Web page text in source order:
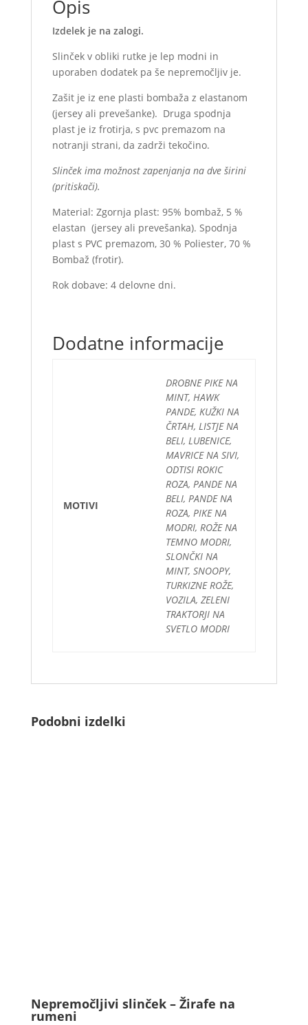
Opis
Izdelek je na zalogi.
Slinček v obliki rutke je lep modni in
uporaben dodatek pa še nepremočljiv je.
Zašit je iz ene plasti bombaža z elastanom
(jersey ali prevešanke). Druga spodnja
plast je iz frotirja, s pvc premazom na
notranji strani, da zadrži tekočino.
Slinček ima možnost zapenjanja na dve širini
(pritiskači).
Material: Zgornja plast: 95% bombaž, 5 %
elastan (jersey ali prevešanka). Spodnja
plast s PVC premazom, 30 % Poliester, 70 %
Bombaž (frotir).
Rok dobave: 4 delovne dni.
Dodatne informacije
MOTIVI
DROBNE PIKE NA
MINT, HAWK
PANDE, KUŽKI NA
ČRTAH, LISTJE NA
BELI, LUBENICE,
MAVRICE NA SIVI,
ODTISI ROKIC
ROZA, PANDE NA
BELI, PANDE NA
ROZA, PIKE NA
MODRI, ROŽE NA
TEMNO MODRI,
SLONČKI NA
MINT, SNOOPY,
TURKIZNE ROŽE,
VOZILA, ZELENI
TRAKTORJI NA
SVETLO MODRI
Podobni izdelki
Nepremočljivi slinček – Žirafe na
rumeni